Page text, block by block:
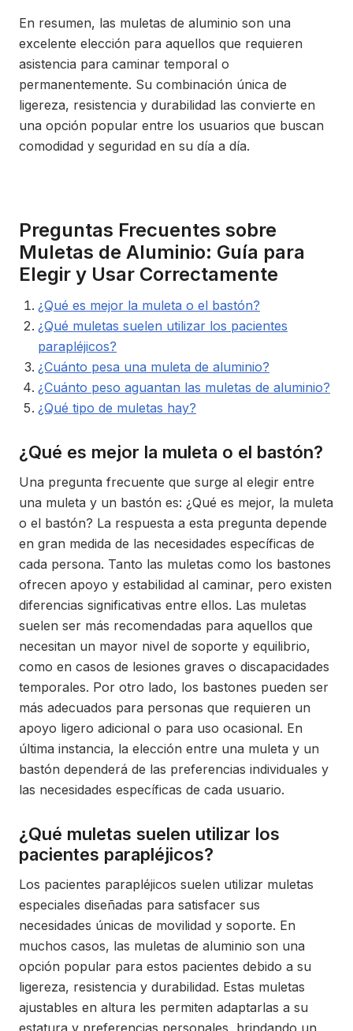
En resumen, las muletas de aluminio son una
excelente elección para aquellos que requieren
asistencia para caminar temporal o
permanentemente. Su combinación única de
ligereza, resistencia y durabilidad las convierte en
una opción popular entre los usuarios que buscan
comodidad y seguridad en su día a día.
Preguntas Frecuentes sobre
Muletas de Aluminio: Guía para
Elegir y Usar Correctamente
¿Qué es mejor la muleta o el bastón?
¿Qué muletas suelen utilizar los pacientes
parapléjicos?
¿Cuánto pesa una muleta de aluminio?
¿Cuánto peso aguantan las muletas de aluminio?
¿Qué tipo de muletas hay?
¿Qué es mejor la muleta o el bastón?
Una pregunta frecuente que surge al elegir entre
una muleta y un bastón es: ¿Qué es mejor, la muleta
o el bastón? La respuesta a esta pregunta depende
en gran medida de las necesidades específicas de
cada persona. Tanto las muletas como los bastones
ofrecen apoyo y estabilidad al caminar, pero existen
diferencias significativas entre ellos. Las muletas
suelen ser más recomendadas para aquellos que
necesitan un mayor nivel de soporte y equilibrio,
como en casos de lesiones graves o discapacidades
temporales. Por otro lado, los bastones pueden ser
más adecuados para personas que requieren un
apoyo ligero adicional o para uso ocasional. En
última instancia, la elección entre una muleta y un
bastón dependerá de las preferencias individuales y
las necesidades específicas de cada usuario.
¿Qué muletas suelen utilizar los
pacientes parapléjicos?
Los pacientes parapléjicos suelen utilizar muletas
especiales diseñadas para satisfacer sus
necesidades únicas de movilidad y soporte. En
muchos casos, las muletas de aluminio son una
opción popular para estos pacientes debido a su
ligereza, resistencia y durabilidad. Estas muletas
ajustables en altura les permiten adaptarlas a su
estatura y preferencias personales, brindando un